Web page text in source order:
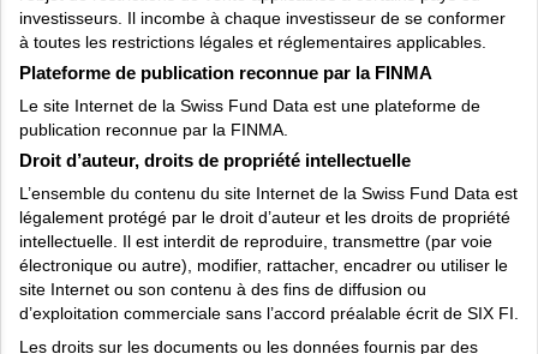
investisseurs. Il incombe à chaque investisseur de se conformer
à toutes les restrictions légales et réglementaires applicables.
Plateforme de publication reconnue par la FINMA
Le site Internet de la Swiss Fund Data est une plateforme de
publication reconnue par la FINMA.
Droit d’auteur, droits de propriété intellectuelle
L’ensemble du contenu du site Internet de la Swiss Fund Data est
légalement protégé par le droit d’auteur et les droits de propriété
intellectuelle. Il est interdit de reproduire, transmettre (par voie
électronique ou autre), modifier, rattacher, encadrer ou utiliser le
site Internet ou son contenu à des fins de diffusion ou
d’exploitation commerciale sans l’accord préalable écrit de SIX FI.
Les droits sur les documents ou les données fournis par des